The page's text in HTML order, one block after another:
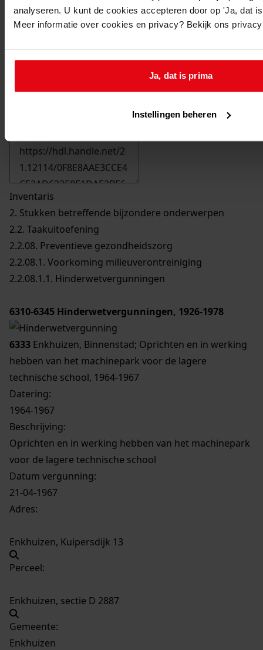
analyseren. U kunt de cookies accepteren door op 'Ja, dat
Meer informatie over cookies en privacy? Bekijk ons
Ja, dat is prima
Instellingen beheren
Inventaris
2. Stukken betreffende bijzondere onderwerpen
2.2. Taakuitoefening
2.2.08. Preventieve gezondheidszorg
2.2.08.1. Voorkoming milieuverontreiniging
2.2.08.1.1. Hinderwetvergunningen
6310-6345 Hinderwetvergunningen, 1926-1978
6333 Enkhuizen, Binnenstad; Oprichten en in werking
hebben van het machinepark voor de lagere
technische school, 1964-1967
Datering:
1964-1967
Beschrijving:
Oprichten en in werking hebben van het machinepark
voor de lagere technische school
Datum vergunning:
21-04-1967
Adres:
Enkhuizen, Kuipersdijk 13
Perceel:
Enkhuizen, sectie D 2887
Gemeente:
Enkhuizen